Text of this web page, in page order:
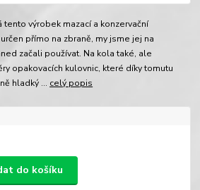
tento výrobek mazací a konzervační
přímo na zbraně, my jsme jej na
začali používat. Na kola také, ale
opakovacích kulovnic, které díky tomutu
hladký ... celý popis
do košíku